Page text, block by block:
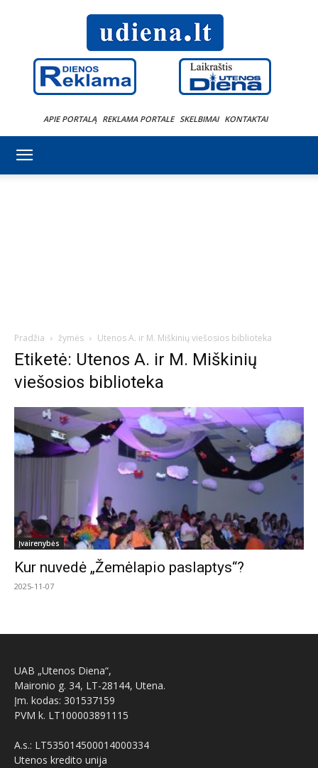
APIE PORTALĄ REKLAMA PORTALE SKELBIMAI KONTAKTAI
Pradžia žymės Utenos A. ir M. Miškinių viešosios biblioteka
Etiketė: Utenos A. ir M. Miškinių
viešosios biblioteka
Įvairenybės
Kur nuvedė „Žemėlapio paslaptys“?
2025-11-07
UAB „Utenos Diena“,
Maironio g. 34, LT-28144, Utena.
Įm. kodas: 301537159
PVM k. LT100003891115
A.s.: LT535014500014000334
Utenos kredito unija